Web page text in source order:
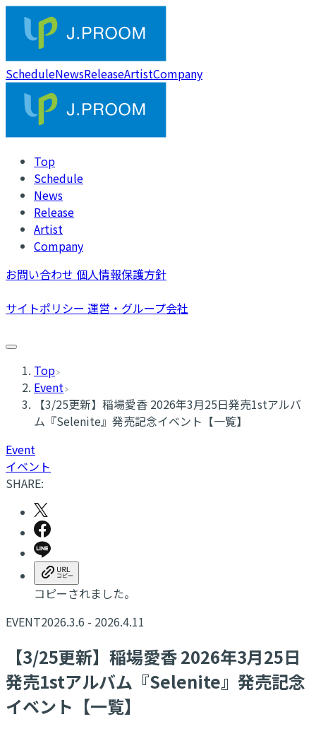
ScheduleNewsReleaseArtistCompany
Top
Schedule
News
Release
Artist
Company
お問い合わせ 個人情報保護方針
サイトポリシー 運営・グループ会社
Top
Event
【3/25更新】稲場愛香 2026年3月25日発売1stアルバ
ム『Selenite』発売記念イベント【一覧】
Event
イベント
SHARE:
コピーされました。
EVENT2026.3.6 - 2026.4.11
【3/25更新】稲場愛香 2026年3月25日
発売1stアルバム『Selenite』発売記念
イベント【一覧】